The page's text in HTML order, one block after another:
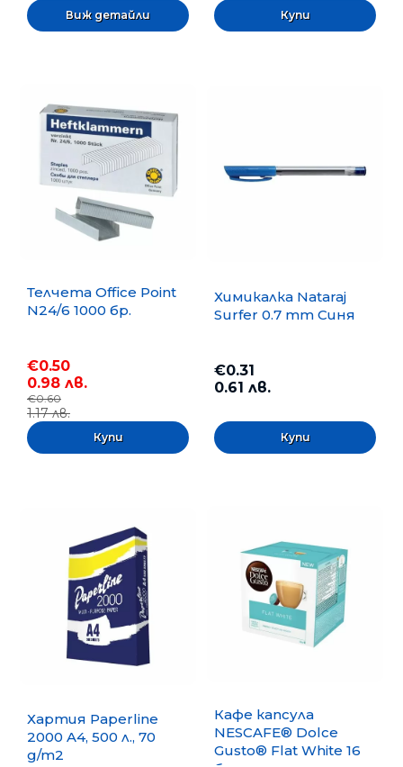
Виж детайли
Телчета Office Point
N24/6 1000 бр.
€0.50
0.98 лв.
€0.60
1.17 лв.
Химикалка Nataraj
Surfer 0.7 mm Синя
€0.31
0.61 лв.
Хартия Paperline
2000 A4, 500 л., 70
g/m2
Кафе капсула
NESCAFE® Dolce
Gusto® Flat White 16